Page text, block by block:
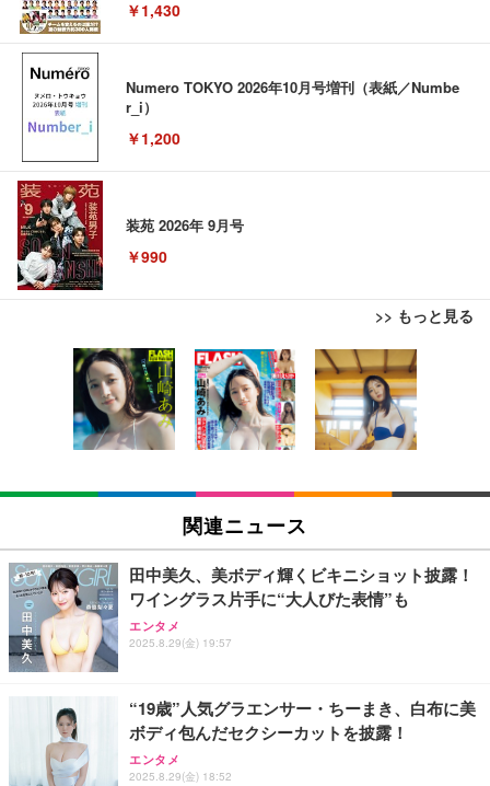
￥1,430
Numero TOKYO 2026年10月号増刊（表紙／Numbe
r_i）
￥1,200
装苑 2026年 9月号
￥990
>> もっと見る
Juice=Juice Concert 2026 UP TO 11 MORE! MOR
E! (特典なし) [Blu-ray]
￥8,698
【Amazon.co.jp限定】「Juice=Juice Concert 202
判ブロマイド5枚セット) [Blu-ray]
￥11,000
日下部ほたる どんどんやる気になる！日下部式学習
法[DVD]
King & Prince DOME TOUR 2026 ～STARRING～
(初回限定盤)(2枚組) [Blu-ray]
マイケル・ジャクソン Ｔｈｉｓ Ｉｓ Ｉｔ
Shall we ダンス？
INI THE MOVIE『I Need I』
関連ニュース
田中美久、美ボディ輝くビキニショット披露！
ワイングラス片手に“大人びた表情”も
エンタメ
2025.8.29(金) 19:57
“19歳”人気グラエンサー・ちーまき、白布に美
ボディ包んだセクシーカットを披露！
エンタメ
2025.8.29(金) 18:52